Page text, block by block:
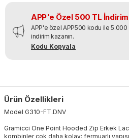
APP'e Özel 500 TL İndirim
APP'e özel APP500 kodu ile 5.000
indirim kazanın.
Kodu Kopyala
Ürün Özellikleri
Model G310-FT.DNV
Gramicci One Point Hooded Zip Erkek
kombinler çok daha kolay; fermuarlı